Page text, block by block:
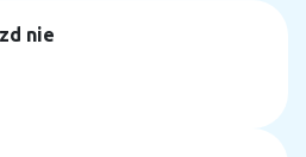
nie